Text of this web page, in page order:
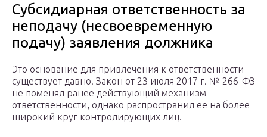
Субсидиарная ответственность за
неподачу (несвоевременную
подачу) заявления должника
Это основание для привлечения к ответственности
существует давно. Закон от 23 июля 2017 г. № 266-ФЗ
не поменял ранее действующий механизм
ответственности, однако распространил ее на более
широкий круг контролирующих лиц.